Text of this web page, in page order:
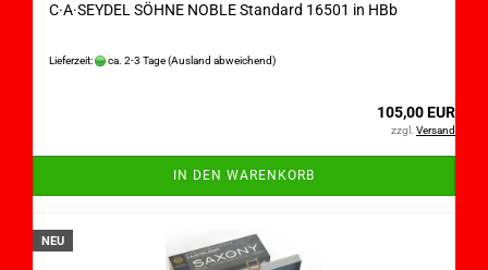
C·A·SEYDEL SÖHNE NOBLE Standard 16501 in HBb
Lieferzeit: ca. 2-3 Tage(Ausland abweichend)
105,00 EUR
zzgl. Versand
IN DEN WARENKORB
NEU